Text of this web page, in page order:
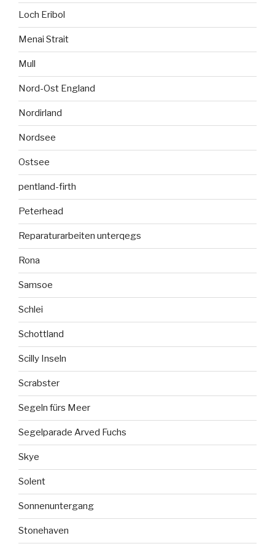
Loch Eribol
Menai Strait
Mull
Nord-Ost England
Nordirland
Nordsee
Ostsee
pentland-firth
Peterhead
Reparaturarbeiten unterqegs
Rona
Samsoe
Schlei
Schottland
Scilly Inseln
Scrabster
Segeln fürs Meer
Segelparade Arved Fuchs
Skye
Solent
Sonnenuntergang
Stonehaven